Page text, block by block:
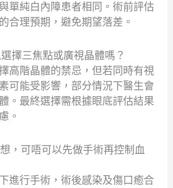
單純白內障患者相同。術前評估
合理預期，避免期望落差。
擇三焦點或廣視晶體嗎？
高階晶體的禁忌，但若同時有視
可能受影響，部分情況下醫生會
。最終選擇需根據眼底評估結果
。
，可唔可以先做手術再控制血
進行手術，術後感染及傷口癒合